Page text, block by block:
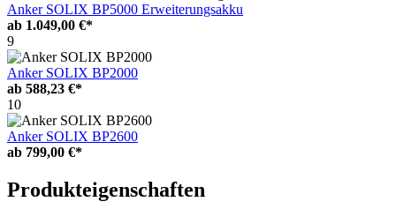
Anker SOLIX BP5000 Erweiterungsakku
ab 1.049,00 €*
9
Anker SOLIX BP2000
ab 588,23 €*
10
Anker SOLIX BP2600
ab 799,00 €*
Produkteigenschaften